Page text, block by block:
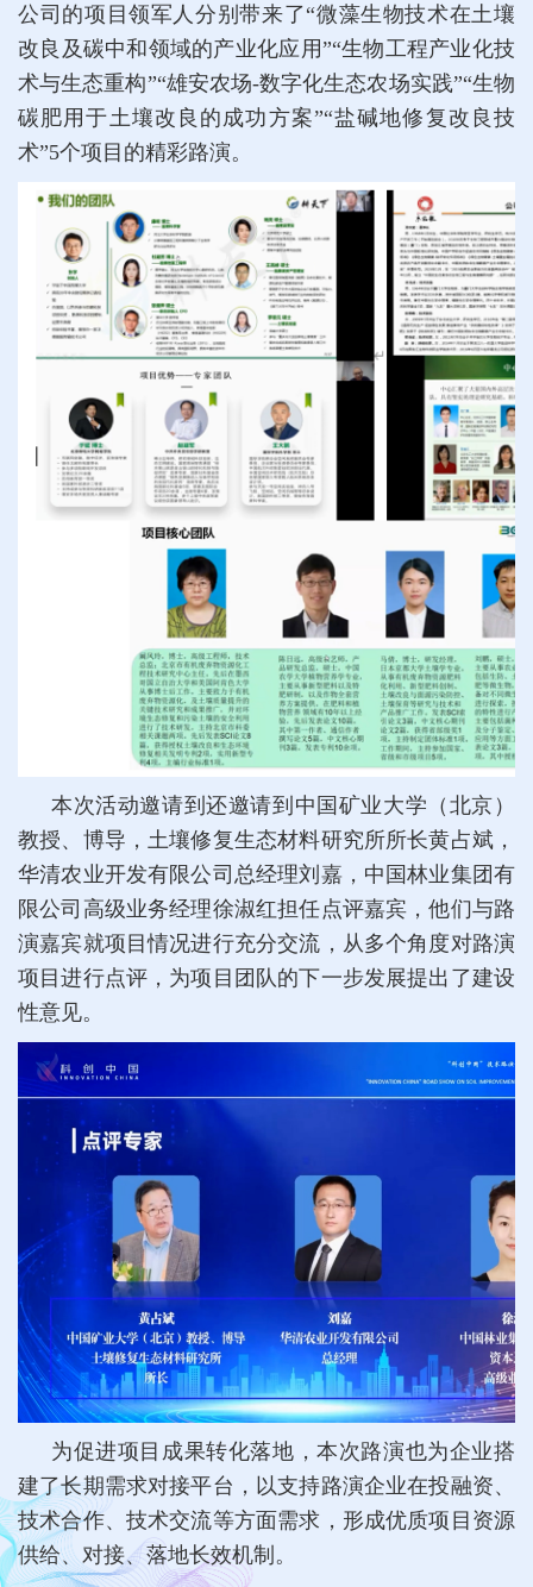
公司的项目领军人分别带来了“微藻生物技术在土壤
改良及碳中和领域的产业化应用”“生物工程产业化技
术与生态重构”“雄安农场-数字化生态农场实践”“生物
碳肥用于土壤改良的成功方案”“盐碱地修复改良技
术”5个项目的精彩路演。
本次活动邀请到还邀请到中国矿业大学（北京）
教授、博导，土壤修复生态材料研究所所长黄占斌，
华清农业开发有限公司总经理刘嘉，中国林业集团有
限公司高级业务经理徐淑红担任点评嘉宾，他们与路
演嘉宾就项目情况进行充分交流，从多个角度对路演
项目进行点评，为项目团队的下一步发展提出了建设
性意见。
为促进项目成果转化落地，本次路演也为企业搭
建了长期需求对接平台，以支持路演企业在投融资、
技术合作、技术交流等方面需求，形成优质项目资源
供给、对接、落地长效机制。